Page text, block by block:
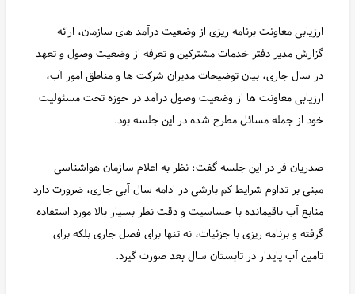
ارزیابی معاونت برنامه ریزی از وضعیت درآمد های سازمان، ارائه
گزارش مدیر دفتر خدمات مشترکین و تعرفه از وضعیت وصول و تعهد
در سال جاری، بیان توضیحات مدیران شرکت ها و مناطق امور آب،
ارزیابی معاونت ها از وضعیت وصول درآمد در حوزه تحت مسئولیت
خود از جمله مسائل مطرح شده در این جلسه بود.
صدریان فر در این جلسه گفت: نظر به اعلام سازمان هواشناسی
مبنی بر تداوم شرایط کم بارشی در ادامه سال آبی جاری، ضرورت دارد
منابع آب باقیمانده با حساسیت و دقت نظر بسیار بالا مورد استفاده
گرفته و برنامه ریزی با جزئیات، نه تنها برای فصل جاری بلکه برای
تامین آب پایدار در تابستان سال بعد صورت گیرد.